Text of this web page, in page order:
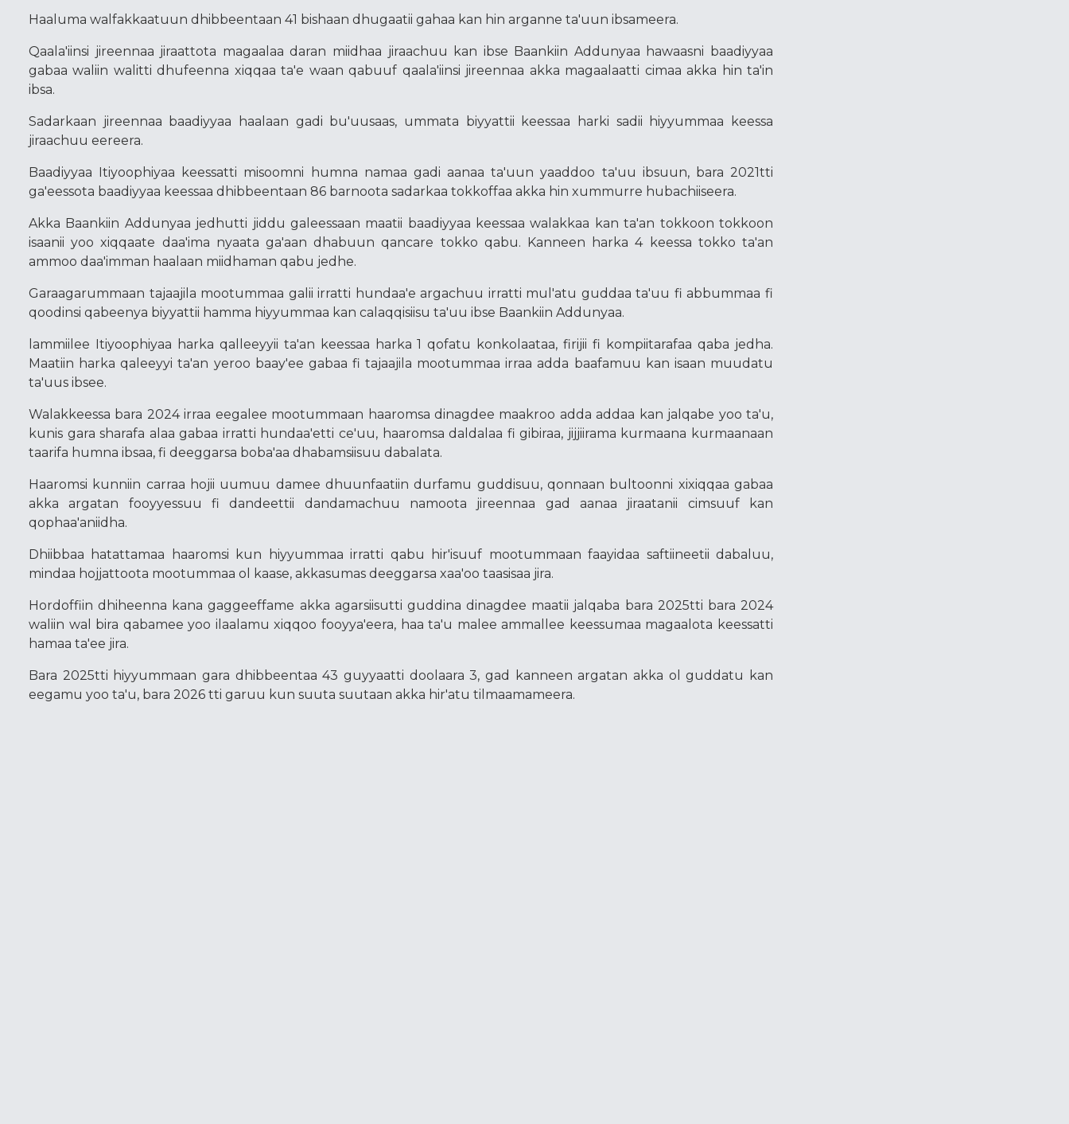
Haaluma walfakkaatuun dhibbeentaan 41 bishaan dhugaatii gahaa kan hin arganne ta'uun ibsameera.
Qaala'iinsi jireennaa jiraattota magaalaa daran miidhaa jiraachuu kan ibse Baankiin Addunyaa hawaasni baadiyyaa
gabaa waliin walitti dhufeenna xiqqaa ta'e waan qabuuf qaala'iinsi jireennaa akka magaalaatti cimaa akka hin ta'in
ibsa.
Sadarkaan jireennaa baadiyyaa haalaan gadi bu'uusaas, ummata biyyattii keessaa harki sadii hiyyummaa keessa
jiraachuu eereera.
Baadiyyaa Itiyoophiyaa keessatti misoomni humna namaa gadi aanaa ta'uun yaaddoo ta'uu ibsuun, bara 2021tti
ga'eessota baadiyyaa keessaa dhibbeentaan 86 barnoota sadarkaa tokkoffaa akka hin xummurre hubachiiseera.
Akka Baankiin Addunyaa jedhutti jiddu galeessaan maatii baadiyyaa keessaa walakkaa kan ta'an tokkoon tokkoon
isaanii yoo xiqqaate daa'ima nyaata ga'aan dhabuun qancare tokko qabu. Kanneen harka 4 keessa tokko ta'an
ammoo daa'imman haalaan miidhaman qabu jedhe.
Garaagarummaan tajaajila mootummaa galii irratti hundaa'e argachuu irratti mul'atu guddaa ta'uu fi abbummaa fi
qoodinsi qabeenya biyyattii hamma hiyyummaa kan calaqqisiisu ta'uu ibse Baankiin Addunyaa.
lammiilee Itiyoophiyaa harka qalleeyyii ta'an keessaa harka 1 qofatu konkolaataa, firijii fi kompiitarafaa qaba jedha.
Maatiin harka qaleeyyi ta'an yeroo baay'ee gabaa fi tajaajila mootummaa irraa adda baafamuu kan isaan muudatu
ta'uus ibsee.
Walakkeessa bara 2024 irraa eegalee mootummaan haaromsa dinagdee maakroo adda addaa kan jalqabe yoo ta'u,
kunis gara sharafa alaa gabaa irratti hundaa'etti ce'uu, haaromsa daldalaa fi gibiraa, jijjiirama kurmaana kurmaanaan
taarifa humna ibsaa, fi deeggarsa boba'aa dhabamsiisuu dabalata.
Haaromsi kunniin carraa hojii uumuu damee dhuunfaatiin durfamu guddisuu, qonnaan bultoonni xixiqqaa gabaa
akka argatan fooyyessuu fi dandeettii dandamachuu namoota jireennaa gad aanaa jiraatanii cimsuuf kan
qophaa'aniidha.
Dhiibbaa hatattamaa haaromsi kun hiyyummaa irratti qabu hir'isuuf mootummaan faayidaa saftiineetii dabaluu,
mindaa hojjattoota mootummaa ol kaase, akkasumas deeggarsa xaa'oo taasisaa jira.
Hordoffiin dhiheenna kana gaggeeffame akka agarsiisutti guddina dinagdee maatii jalqaba bara 2025tti bara 2024
waliin wal bira qabamee yoo ilaalamu xiqqoo fooyya'eera, haa ta'u malee ammallee keessumaa magaalota keessatti
hamaa ta'ee jira.
Bara 2025tti hiyyummaan gara dhibbeentaa 43 guyyaatti doolaara 3, gad kanneen argatan akka ol guddatu kan
eegamu yoo ta'u, bara 2026 tti garuu kun suuta suutaan akka hir'atu tilmaamameera.